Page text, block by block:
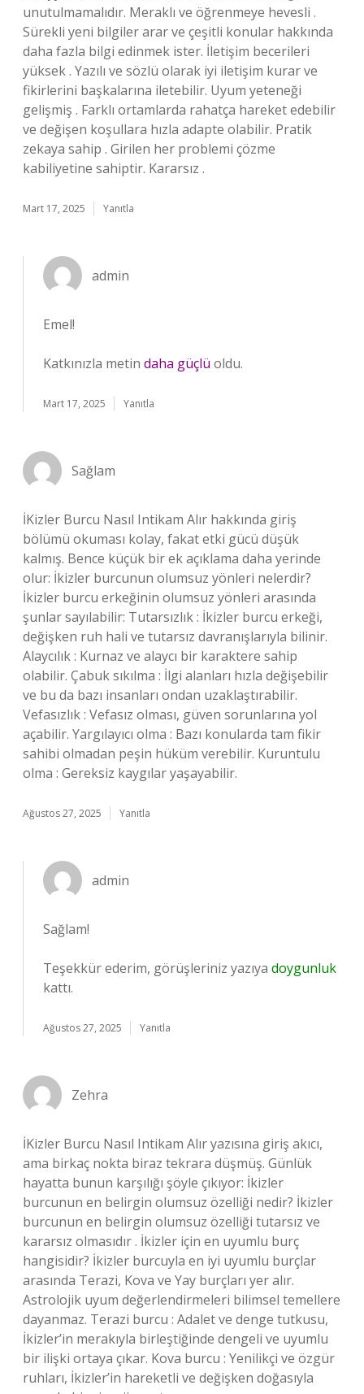
unutulmamalıdır. Meraklı ve öğrenmeye hevesli .
Sürekli yeni bilgiler arar ve çeşitli konular hakkında
daha fazla bilgi edinmek ister. İletişim becerileri
yüksek . Yazılı ve sözlü olarak iyi iletişim kurar ve
fikirlerini başkalarına iletebilir. Uyum yeteneği
gelişmiş . Farklı ortamlarda rahatça hareket edebilir
ve değişen koşullara hızla adapte olabilir. Pratik
zekaya sahip . Girilen her problemi çözme
kabiliyetine sahiptir. Kararsız .
Mart 17, 2025 Yanıtla
admin
Emel!
Katkınızla metin daha güçlü oldu.
Mart 17, 2025 Yanıtla
Sağlam
İKizler Burcu Nasıl Intikam Alır hakkında giriş
bölümü okuması kolay, fakat etki gücü düşük
kalmış. Bence küçük bir ek açıklama daha yerinde
olur: İkizler burcunun olumsuz yönleri nelerdir?
İkizler burcu erkeğinin olumsuz yönleri arasında
şunlar sayılabilir: Tutarsızlık : İkizler burcu erkeği,
değişken ruh hali ve tutarsız davranışlarıyla bilinir.
Alaycılık : Kurnaz ve alaycı bir karaktere sahip
olabilir. Çabuk sıkılma : İlgi alanları hızla değişebilir
ve bu da bazı insanları ondan uzaklaştırabilir.
Vefasızlık : Vefasız olması, güven sorunlarına yol
açabilir. Yargılayıcı olma : Bazı konularda tam fikir
sahibi olmadan peşin hüküm verebilir. Kuruntulu
olma : Gereksiz kaygılar yaşayabilir.
Ağustos 27, 2025 Yanıtla
admin
Sağlam!
Teşekkür ederim, görüşleriniz yazıya doygunluk
kattı.
Ağustos 27, 2025 Yanıtla
Zehra
İKizler Burcu Nasıl Intikam Alır yazısına giriş akıcı,
ama birkaç nokta biraz tekrara düşmüş. Günlük
hayatta bunun karşılığı şöyle çıkıyor: İkizler
burcunun en belirgin olumsuz özelliği nedir? İkizler
burcunun en belirgin olumsuz özelliği tutarsız ve
kararsız olmasıdır . İkizler için en uyumlu burç
hangisidir? İkizler burcuyla en iyi uyumlu burçlar
arasında Terazi, Kova ve Yay burçları yer alır.
Astrolojik uyum değerlendirmeleri bilimsel temellere
dayanmaz. Terazi burcu : Adalet ve denge tutkusu,
İkizler’in merakıyla birleştiğinde dengeli ve uyumlu
bir ilişki ortaya çıkar. Kova burcu : Yenilikçi ve özgür
ruhları, İkizler’in hareketli ve değişken doğasıyla